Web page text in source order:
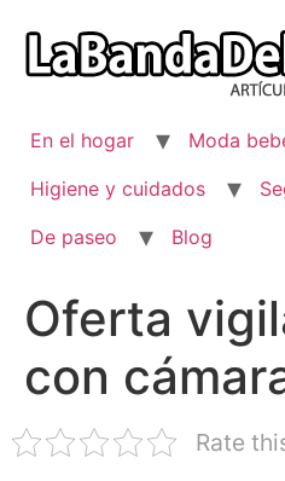
contenido
En el hogar Moda
Higiene y cuidados
De paseo
Blog
Oferta
con
Rate